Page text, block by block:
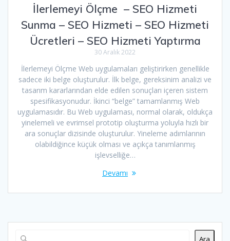
İlerlemeyi Ölçme – SEO Hizmeti
Sunma – SEO Hizmeti – SEO Hizmeti
Ücretleri – SEO Hizmeti Yaptırma
30 Aralık 2022
İlerlemeyi Ölçme Web uygulamaları geliştirirken genellikle
sadece iki belge oluşturulur. İlk belge, gereksinim analizi ve
tasarım kararlarından elde edilen sonuçları içeren sistem
spesifikasyonudur. İkinci “belge” tamamlanmış Web
uygulamasıdır. Bu Web uygulaması, normal olarak, oldukça
yinelemeli ve evrimsel prototip oluşturma yoluyla hızlı bir
ara sonuçlar dizisinde oluşturulur. Yineleme adımlarının
olabildiğince küçük olması ve açıkça tanımlanmış
işlevselliğe…
Devamı
Ara